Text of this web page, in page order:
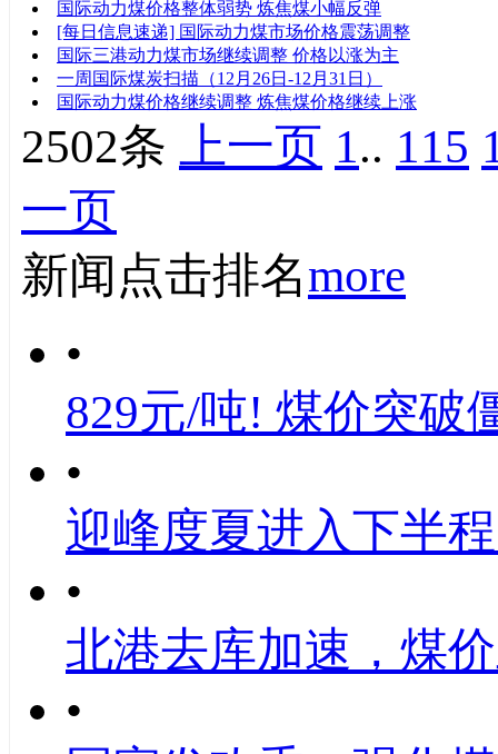
国际动力煤价格整体弱势 炼焦煤小幅反弹
[每日信息速递] 国际动力煤市场价格震荡调整
国际三港动力煤市场继续调整 价格以涨为主
一周国际煤炭扫描（12月26日-12月31日）
国际动力煤价格继续调整 炼焦煤价格继续上涨
2502条 上一页 1.. 115
一页
新闻点击排名more
•
829元/吨! 煤价突破
•
迎峰度夏进入下半
•
北港去库加速，煤
•